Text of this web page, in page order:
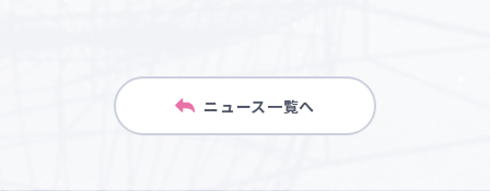
ニュース一覧へ